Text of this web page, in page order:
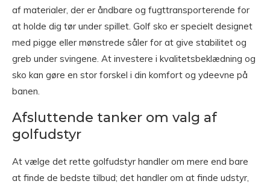
af materialer, der er åndbare og fugttransporterende for
at holde dig tør under spillet. Golf sko er specielt designet
med pigge eller mønstrede såler for at give stabilitet og
greb under svingene. At investere i kvalitetsbeklædning og
sko kan gøre en stor forskel i din komfort og ydeevne på
banen.
Afsluttende tanker om valg af
golfudstyr
At vælge det rette golfudstyr handler om mere end bare
at finde de bedste tilbud; det handler om at finde udstyr,